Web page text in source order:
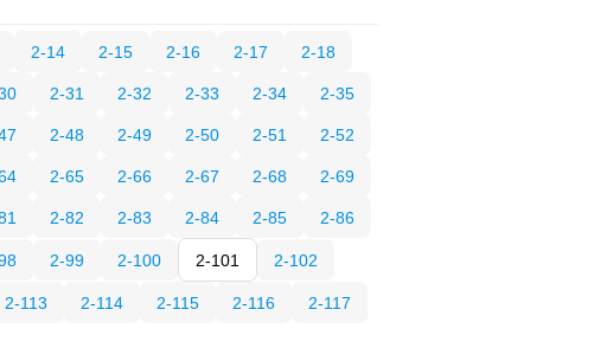
2-14 2-15 2-16 2-17 2-18
2-31 2-32 2-33 2-34 2-35
2-48 2-49 2-50 2-51 2-52
2-65 2-66 2-67 2-68 2-69
2-82 2-83 2-84 2-85 2-86
2-99 2-100 2-101 2-102
2-113 2-114 2-115 2-116 2-117